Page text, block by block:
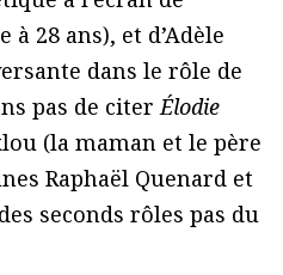
28 ans), et d’Adèle
dans le rôle de
pas de citerÉlodie
(la maman et le père
Raphaël Quenard et
seconds rôles pas du